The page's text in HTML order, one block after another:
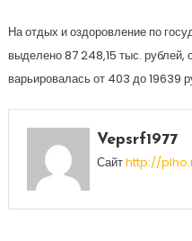
На отдых и оздоровление по
выделено 87 248,15 тыс. рублей,
варьировалась от 403 до 19639
Vepsrf1977
Сайтhttp://